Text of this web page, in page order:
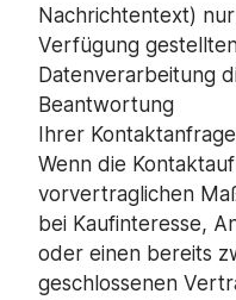
Nachrichtentext)
Verfügung
Datenverarbeitung
Beantwortung
Ihrer
Wenn die
vorvertraglichen
bei Kaufinteresse,
oder einen bereits
geschlossenen